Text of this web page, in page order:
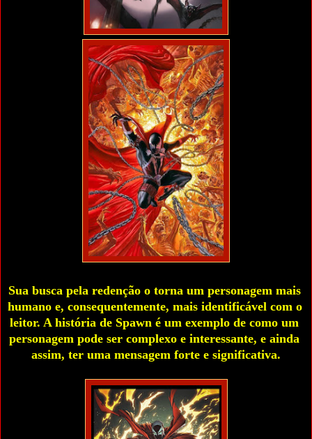
Sua busca pela redenção o torna um personagem mais
humano e, consequentemente, mais identificável com o
leitor. A história de Spawn é um exemplo de como um
personagem pode ser complexo e interessante, e ainda
assim, ter uma mensagem forte e significativa.